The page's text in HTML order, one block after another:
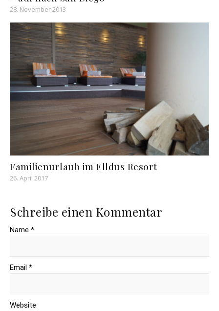
28. November 2013
Familienurlaub im Elldus Resort
26. April 2017
Schreibe einen Kommentar
Name *
Email *
Website